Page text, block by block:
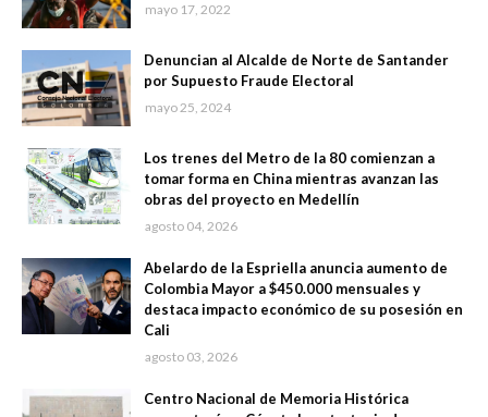
mayo 17, 2022
Denuncian al Alcalde de Norte de Santander
por Supuesto Fraude Electoral
mayo 25, 2024
Los trenes del Metro de la 80 comienzan a
tomar forma en China mientras avanzan las
obras del proyecto en Medellín
agosto 04, 2026
Abelardo de la Espriella anuncia aumento de
Colombia Mayor a $450.000 mensuales y
destaca impacto económico de su posesión en
Cali
agosto 03, 2026
Centro Nacional de Memoria Histórica